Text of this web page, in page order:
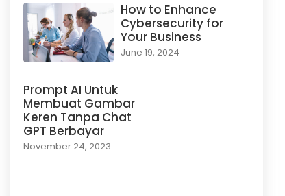
How to Enhance
Cybersecurity for
Your Business
June 19, 2024
Prompt AI Untuk
Membuat Gambar
Keren Tanpa Chat
GPT Berbayar
November 24, 2023